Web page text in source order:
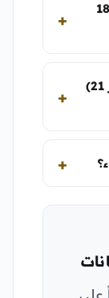
كم سعر جرام الذهب عيار 24 وعيار 18
كم سعر جنيه الذهب (7.8 جرام عيار 21)
على